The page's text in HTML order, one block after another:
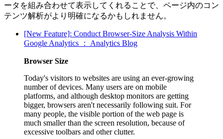
ータを組み合わせて表示してくれることで、ページ内のコン
テンツ解析がより明確になるかもしれません。
[New Feature]: Conduct Browser-Size Analysis Within
Google Analytics ： Analytics Blog
Browser Size
Today's visitors to websites are using an ever-growing
number of devices. Many users are on mobile
platforms, and although desktop monitors are getting
bigger, browsers aren't necessarily following suit. For
many people, the visible portion of the web page is
much smaller than the screen resolution, because of
excessive toolbars and other clutter.